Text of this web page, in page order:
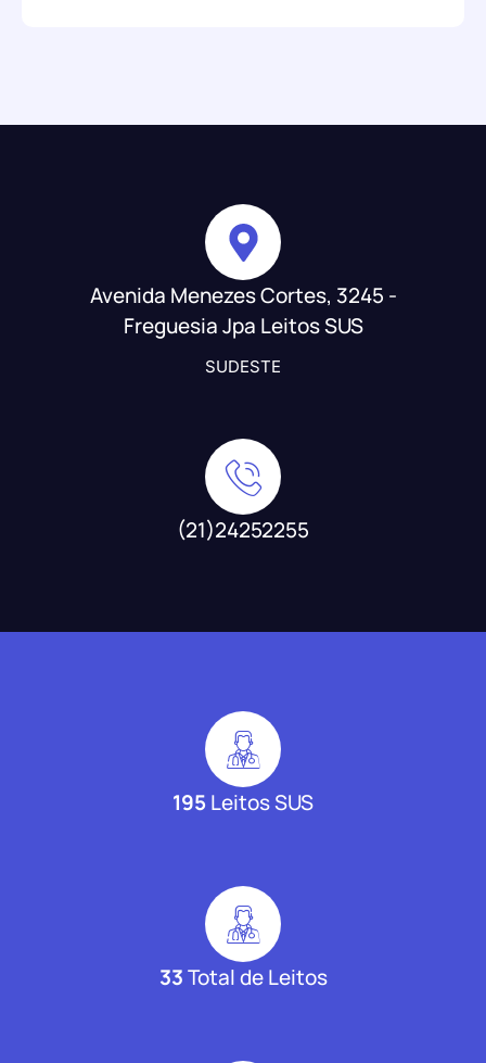
Avenida Menezes Cortes, 3245 -
Freguesia Jpa Leitos SUS
SUDESTE
(21)24252255
195Leitos SUS
33Total de Leitos